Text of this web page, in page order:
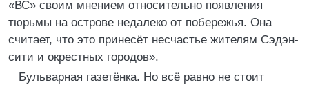
«ВС» своим мнением относительно появления
тюрьмы на острове недалеко от побережья. Она
считает, что это принесёт несчастье жителям Сэдэн-
сити и окрестных городов».
Бульварная газетёнка. Но всё равно не стоит